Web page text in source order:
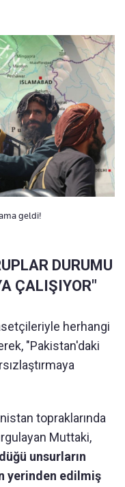
geldi!
DURUMU
ÇALIŞIYOR"
herhangi
"Pakistan'daki
topraklarında
Muttaki,
unsurların
yerinden edilmiş